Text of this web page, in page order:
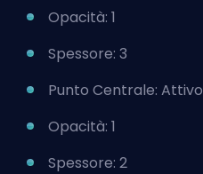
Opacità: 1
Spessore: 3
Punto Centrale: Attivo
Opacità: 1
Spessore: 2